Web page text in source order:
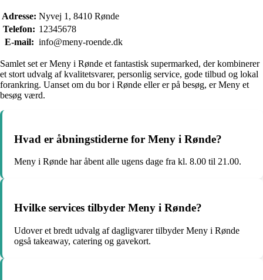
Adresse: Nyvej 1, 8410 Rønde
Telefon: 12345678
E-mail: info@meny-roende.dk
Samlet set er Meny i Rønde et fantastisk supermarked, der kombinerer
et stort udvalg af kvalitetsvarer, personlig service, gode tilbud og lokal
forankring. Uanset om du bor i Rønde eller er på besøg, er Meny et
besøg værd.
Hvad er åbningstiderne for Meny i Rønde?
Meny i Rønde har åbent alle ugens dage fra kl. 8.00 til 21.00.
Hvilke services tilbyder Meny i Rønde?
Udover et bredt udvalg af dagligvarer tilbyder Meny i Rønde
også takeaway, catering og gavekort.